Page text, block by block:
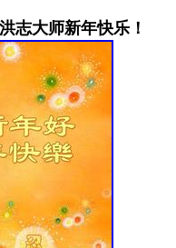
志大师新年快乐！